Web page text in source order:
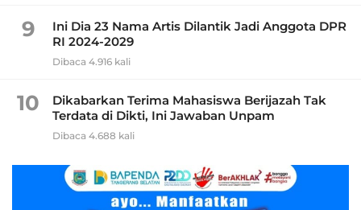
9
Ini Dia 23 Nama Artis Dilantik Jadi Anggota DPR
RI 2024-2029
Dibaca 4.916 kali
10
Dikabarkan Terima Mahasiswa Berijazah Tak
Terdata di Dikti, Ini Jawaban Unpam
Dibaca 4.688 kali